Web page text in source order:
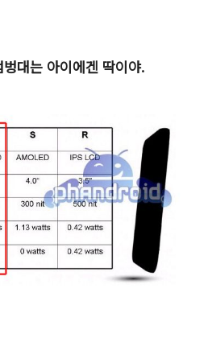
대는 아이에겐 딱이야.